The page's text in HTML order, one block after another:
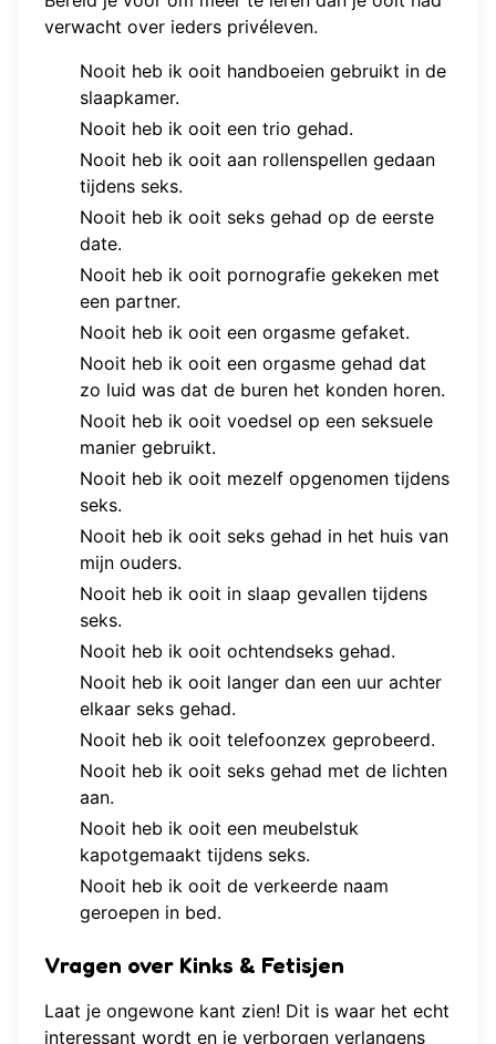
verwacht over ieders privéleven.
Nooit heb ik ooit handboeien gebruikt in de
slaapkamer.
Nooit heb ik ooit een trio gehad.
Nooit heb ik ooit aan rollenspellen gedaan
tijdens seks.
Nooit heb ik ooit seks gehad op de eerste
date.
Nooit heb ik ooit pornografie gekeken met
een partner.
Nooit heb ik ooit een orgasme gefaket.
Nooit heb ik ooit een orgasme gehad dat
zo luid was dat de buren het konden horen.
Nooit heb ik ooit voedsel op een seksuele
manier gebruikt.
Nooit heb ik ooit mezelf opgenomen tijdens
seks.
Nooit heb ik ooit seks gehad in het huis van
mijn ouders.
Nooit heb ik ooit in slaap gevallen tijdens
seks.
Nooit heb ik ooit ochtendseks gehad.
Nooit heb ik ooit langer dan een uur achter
elkaar seks gehad.
Nooit heb ik ooit telefoonzex geprobeerd.
Nooit heb ik ooit seks gehad met de lichten
aan.
Nooit heb ik ooit een meubelstuk
kapotgemaakt tijdens seks.
Nooit heb ik ooit de verkeerde naam
geroepen in bed.
Vragen over Kinks & Fetisjen
Laat je ongewone kant zien! Dit is waar het echt
interessant wordt en je verborgen verlangens